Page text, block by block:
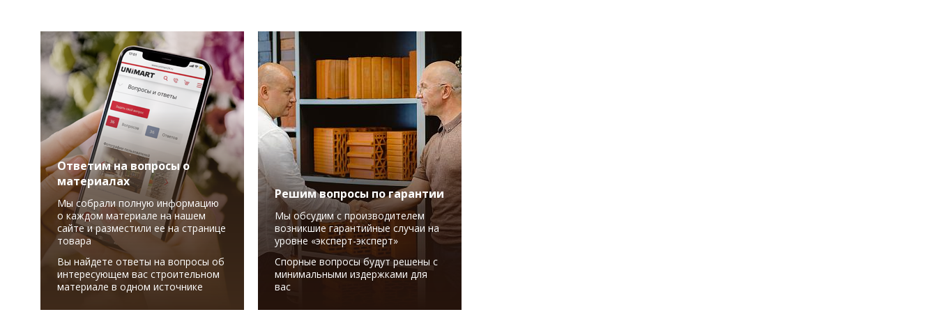
Ответим на вопросы о
материалах
Мы собрали полную информацию
о каждом материале на нашем
сайте и разместили ее на странице
товара
Вы найдете ответы на вопросы об
интересующем вас строительном
материале в одном источнике
Решим вопросы по гарантии
Мы обсудим с производителем
возникшие гарантийные случаи на
уровне «эксперт-эксперт»
Спорные вопросы будут решены с
минимальными издержками для
вас